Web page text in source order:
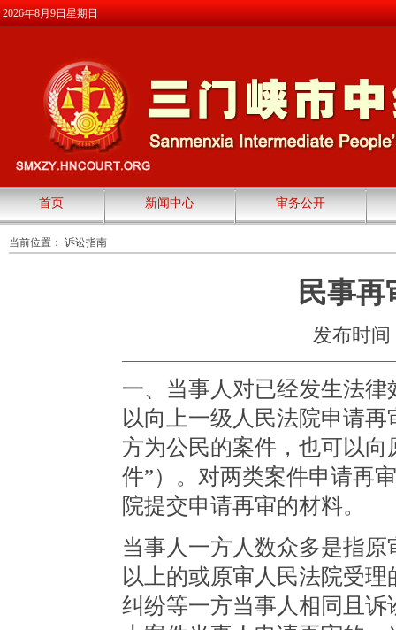
2026年8月9日星期日
首页 新闻中心 审务公开
当前位置： 诉讼指南
民事
发布时间
一、当事人对已经发生法
以向上一级人民法院申请
方为公民的案件，也可以
件”）。对两类案件申请再
院提交申请再审的材料。
当事人一方人数众多是指
以上的或原审人民法院受
纠纷等一方当事人相同且